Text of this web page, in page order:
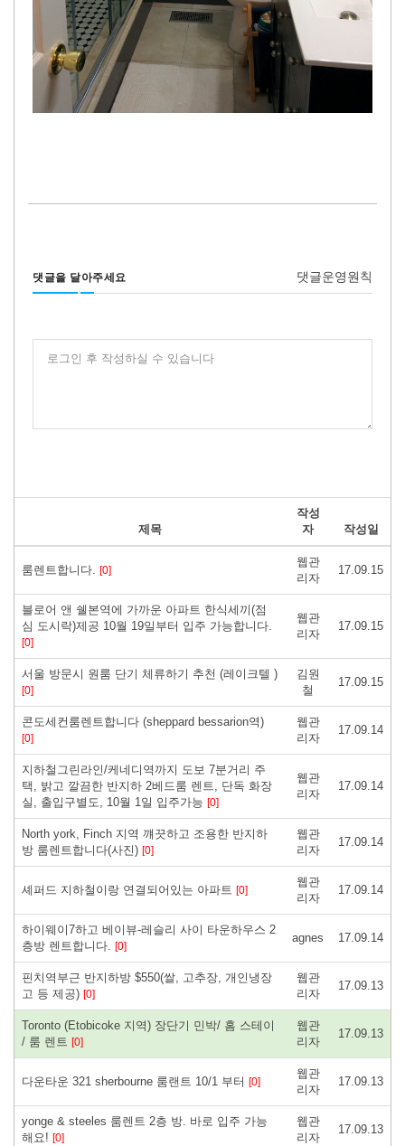
댓글을 달아주세요 댓글운영원칙
로그인 후 작성하실 수 있습니다
제목
작성
자
작성일
룸렌트합니다. [0]
웹관
리자
17.09.15
블로어 앤 쉘본역에 가까운 아파트 한식세끼(점
심 도시락)제공 10월 19일부터 입주 가능합니다.
[0]
웹관
리자
17.09.15
서울 방문시 원룸 단기 체류하기 추천 (레이크텔 )
[0]
김원
철
17.09.15
콘도세컨룸렌트합니다 (sheppard bessarion역)
[0]
웹관
리자
17.09.14
지하철그린라인/케네디역까지 도보 7분거리 주
택, 밝고 깔끔한 반지하 2베드룸 렌트, 단독 화장
실, 출입구별도, 10월 1일 입주가능 [0]
웹관
리자
17.09.14
North york, Finch 지역 꺠끗하고 조용한 반지하
방 룸렌트합니다(사진) [0]
웹관
리자
17.09.14
셰퍼드 지하철이랑 연결되어있는 아파트 [0]
웹관
리자
17.09.14
하이웨이7하고 베이뷰-레슬리 사이 타운하우스 2
층방 렌트합니다. [0]
agnes 17.09.14
핀치역부근 반지하방 $550(쌀, 고추장, 개인냉장
고 등 제공) [0]
웹관
리자
17.09.13
Toronto (Etobicoke 지역) 장단기 민박/ 홈 스테이
/ 룸 렌트 [0]
웹관
리자
17.09.13
다운타운 321 sherbourne 룸랜트 10/1 부터 [0]
웹관
리자
17.09.13
yonge & steeles 룸렌트 2층 방. 바로 입주 가능
해요! [0]
웹관
리자
17.09.13